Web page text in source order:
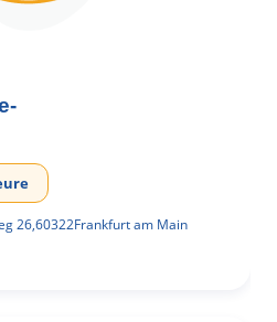
26,60322Frankfurt am Main